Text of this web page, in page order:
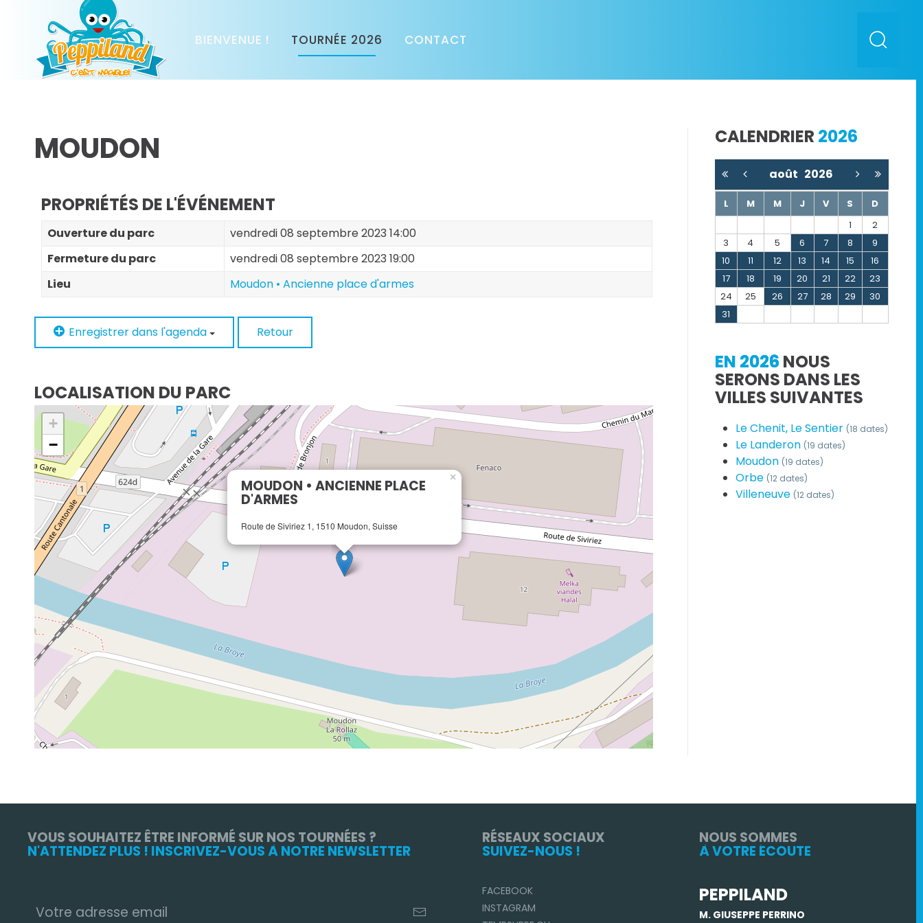
BIENVENUE ! TOURNÉE 2026 CONTACT
MOUDON
PROPRIÉTÉS DE L'ÉVÉNEMENT
Ouverture du parc
vendredi 08 septembre 2023 14:00
Fermeture du parc
vendredi 08 septembre 2023 19:00
Lieu
Moudon • Ancienne place d'armes
Enregistrer dans l'agenda Retour
LOCALISATION DU PARC
MOUDON • ANCIENNE PLACE
D'ARMES
Route de Siviriez 1, 1510 Moudon, Suisse
×
+
−
CALENDRIER 2026
août 2026
L M M J V S
D
1
2
3
4 5 6 7 8
9
10
11 12 13 14 15
16
17
18 19 20 21 22
23
24
25 26 27 28 29
30
31
EN 2026 NOUS
SERONS DANS LES
VILLES SUIVANTES
Le Chenit, Le Sentier (18 dates)
Le Landeron (19 dates)
Moudon (19 dates)
Orbe (12 dates)
Villeneuve (12 dates)
VOUS SOUHAITEZ ÊTRE INFORMÉ SUR NOS TOURNÉES ?
N'ATTENDEZ PLUS ! INSCRIVEZ-VOUS À NOTRE NEWSLETTER
RÉSEAUX SOCIAUX
SUIVEZ-NOUS !
FACEBOOK
INSTAGRAM
NOUS SOMMES
À VOTRE ÉCOUTE
PEPPILAND
M. GIUSEPPE PERRINO